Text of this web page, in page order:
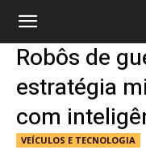
Robôs de
estratégia
com
VEÍCULOS E TECNOLOGIA